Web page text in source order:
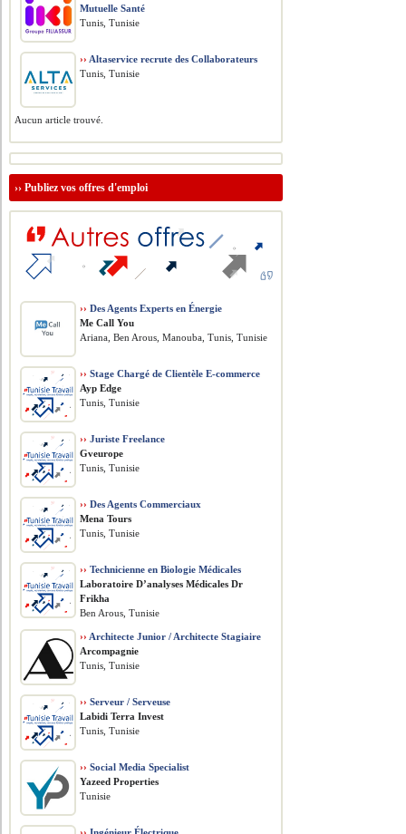
Mutuelle Santé
Tunis, Tunisie
›› Altaservice recrute des Collaborateurs
Tunis, Tunisie
Aucun article trouvé.
››Publiez vos offres d'emploi
›› Des Agents Experts en Énergie
Me Call You
Ariana, Ben Arous, Manouba, Tunis, Tunisie
›› Stage Chargé de Clientèle E-commerce
Ayp Edge
Tunis, Tunisie
›› Juriste Freelance
Gveurope
Tunis, Tunisie
›› Des Agents Commerciaux
Mena Tours
Tunis, Tunisie
›› Technicienne en Biologie Médicales
Laboratoire D’analyses Médicales Dr
Frikha
Ben Arous, Tunisie
›› Architecte Junior / Architecte Stagiaire
Arcompagnie
Tunis, Tunisie
›› Serveur / Serveuse
Labidi Terra Invest
Tunis, Tunisie
›› Social Media Specialist
Yazeed Properties
Tunisie